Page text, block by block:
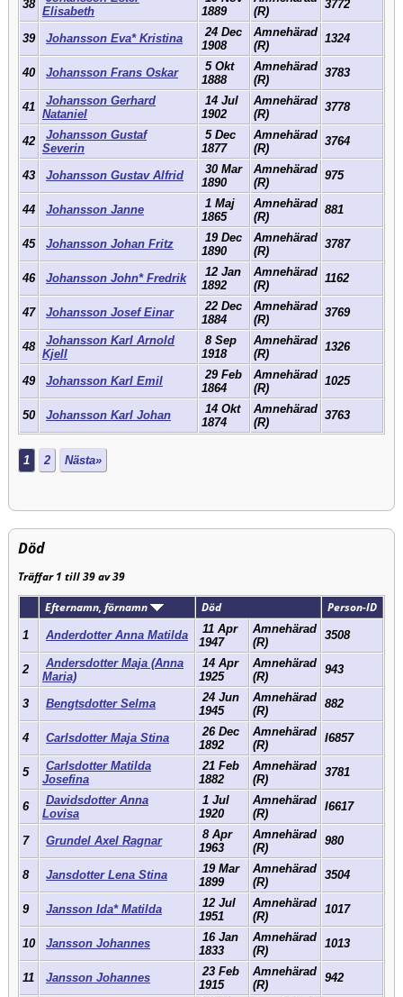
38
Elisabeth
1889
(R)
3772
39 Johansson Eva* Kristina
24 Dec
1908
Amnehärad
(R)
1324
40 Johansson Frans Oskar
5 Okt
1888
Amnehärad
(R)
3783
41
Johansson Gerhard
Nataniel
14 Jul
1902
Amnehärad
(R)
3778
42
Johansson Gustaf
Severin
5 Dec
1877
Amnehärad
(R)
3764
43 Johansson Gustav Alfrid
30 Mar
1890
Amnehärad
(R)
975
44 Johansson Janne
1 Maj
1865
Amnehärad
(R)
881
45 Johansson Johan Fritz
19 Dec
1890
Amnehärad
(R)
3787
46 Johansson John* Fredrik
12 Jan
1892
Amnehärad
(R)
1162
47 Johansson Josef Einar
22 Dec
1884
Amnehärad
(R)
3769
48
Johansson Karl Arnold
Kjell
8 Sep
1918
Amnehärad
(R)
1326
49 Johansson Karl Emil
29 Feb
1864
Amnehärad
(R)
1025
50 Johansson Karl Johan
14 Okt
1874
Amnehärad
(R)
3763
1 2 Nästa»
Död
Träffar 1 till 39 av 39
Efternamn, förnamn
Död Person-ID
1 Anderdotter Anna Matilda
11 Apr
1947
Amnehärad
(R)
3508
2
Andersdotter Maja (Anna
Maria)
14 Apr
1925
Amnehärad
(R)
943
3 Bengtsdotter Selma
24 Jun
1945
Amnehärad
(R)
882
4 Carlsdotter Maja Stina
26 Dec
1892
Amnehärad
(R)
I6857
5
Carlsdotter Matilda
Josefina
21 Feb
1882
Amnehärad
(R)
3781
6
Davidsdotter Anna
Lovisa
1 Jul
1920
Amnehärad
(R)
I6617
7 Grundel Axel Ragnar
8 Apr
1963
Amnehärad
(R)
980
8 Jansdotter Lena Stina
19 Mar
1899
Amnehärad
(R)
3504
9 Jansson Ida* Matilda
12 Jul
1951
Amnehärad
(R)
1017
10 Jansson Johannes
16 Jan
1833
Amnehärad
(R)
1013
11 Jansson Johannes
23 Feb
1915
Amnehärad
(R)
942